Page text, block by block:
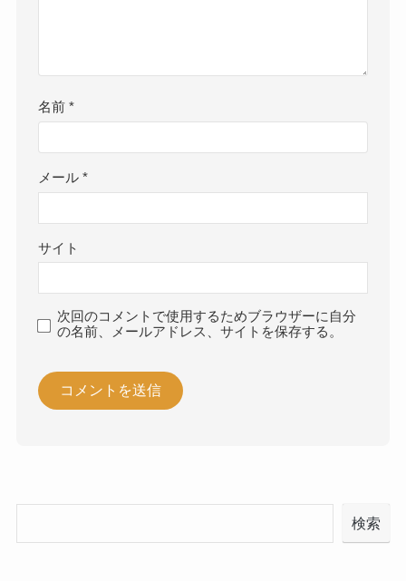
名前*
メール*
サイト
次回のコメントで使用するためブラウザーに自分
の名前、メールアドレス、サイトを保存する。
検索